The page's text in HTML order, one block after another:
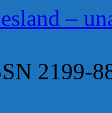
–
2199-